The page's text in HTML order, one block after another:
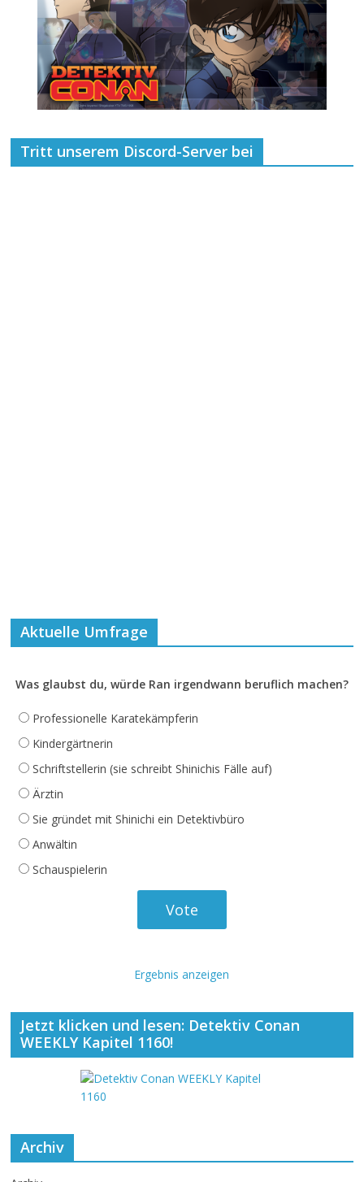
Tritt unserem Discord-Server bei
Aktuelle Umfrage
Was glaubst du, würde Ran irgendwann beruflich machen?
Professionelle Karatekämpferin
Kindergärtnerin
Schriftstellerin (sie schreibt Shinichis Fälle auf)
Ärztin
Sie gründet mit Shinichi ein Detektivbüro
Anwältin
Schauspielerin
Ergebnis anzeigen
Jetzt klicken und lesen: Detektiv Conan
WEEKLY Kapitel 1160!
Archiv